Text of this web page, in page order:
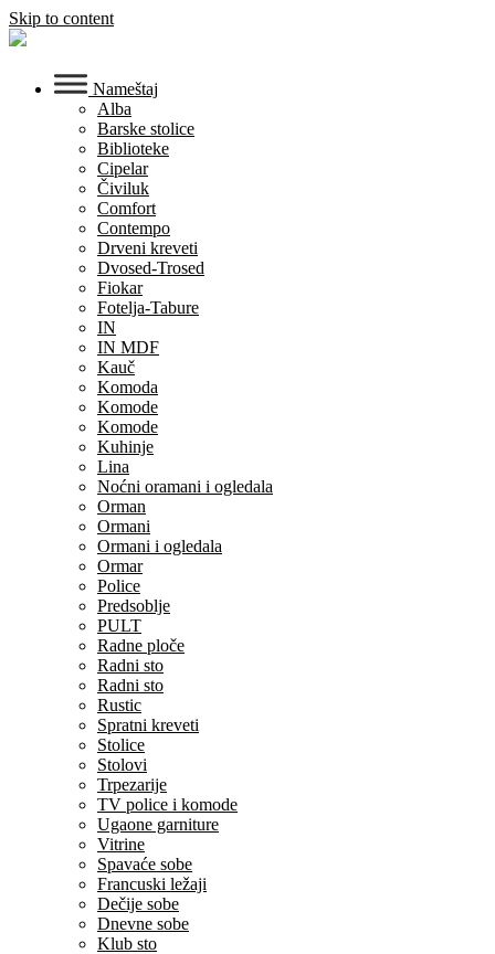
Skip to content
Nameštaj
Alba
Barske stolice
Biblioteke
Cipelar
Čiviluk
Comfort
Contempo
Drveni kreveti
Dvosed-Trosed
Fiokar
Fotelja-Tabure
IN
IN MDF
Kauč
Komoda
Komode
Komode
Kuhinje
Lina
Noćni oramani i ogledala
Orman
Ormani
Ormani i ogledala
Ormar
Police
Predsoblje
PULT
Radne ploče
Radni sto
Radni sto
Rustic
Spratni kreveti
Stolice
Stolovi
Trpezarije
TV police i komode
Ugaone garniture
Vitrine
Spavaće sobe
Francuski ležaji
Dečije sobe
Dnevne sobe
Klub sto